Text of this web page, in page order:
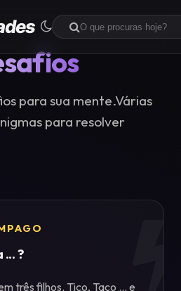
para sua mente.Várias
para resolver
?
três filhos. Tico, Taco ... e